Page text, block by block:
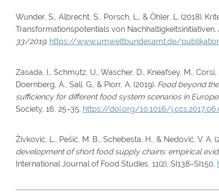
Wunder, S., Albrecht, S., Porsch, L., & Öhler, L. (2018).
Transformationspotentials von
33/2019. https://www.umweltbundesamt.de/
Zasada, I., Schmutz, U., Wascher, D., Kneafsey, M.,
Doernberg, A., Sali, G., & Piorr, A. (2019). Food beyond
sufficiency for different food system scenarios in
Society, 16, 25–35. https://doi.org/10.1016/
Živković, L., Pešić, M. B., Schebesta, H., & Nedović, V. A.
development of short food supply chains: empirical
International Journal of Food Studies, 11(2), SI138–SI150.